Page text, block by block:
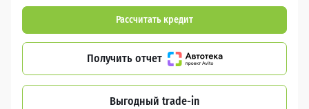
Рассчитать кредит
Получить отчет
Выгодный trade-in